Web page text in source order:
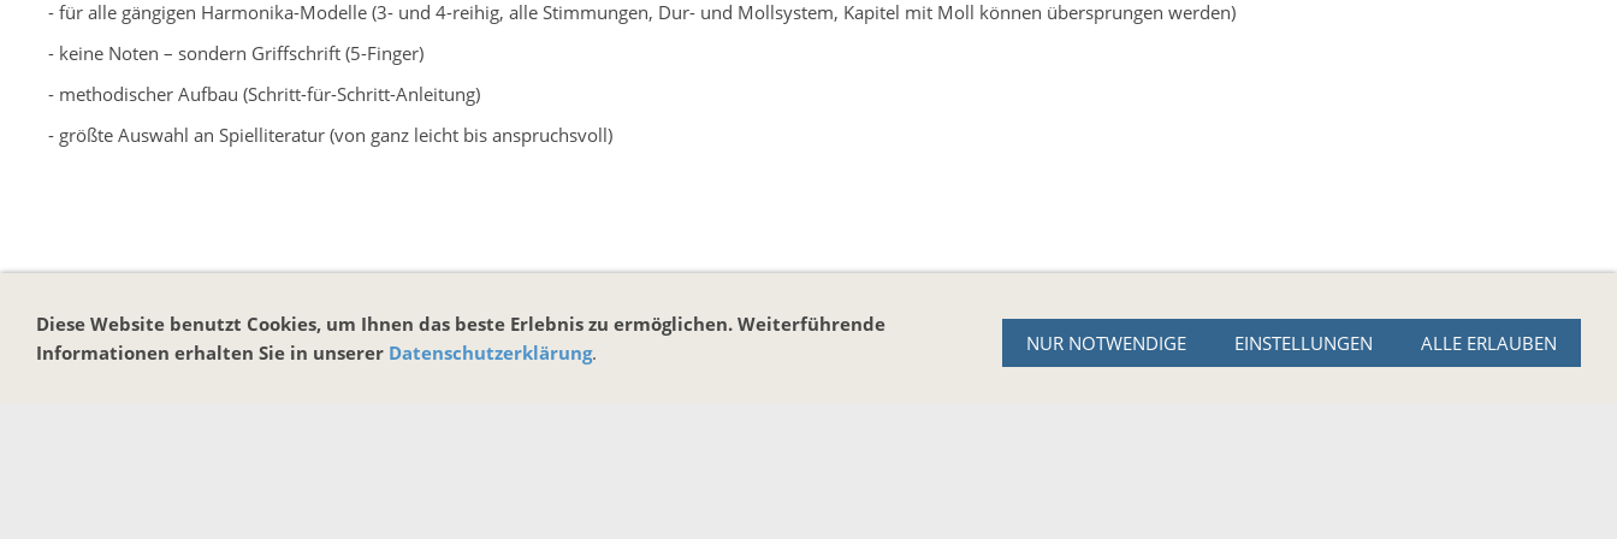
- für alle gängigen Harmonika-Modelle (3- und 4-reihig, alle Stimmungen, Dur- und Mollsystem, Kapitel mit Moll können übersprungen werden)
- keine Noten – sondern Griffschrift (5-Finger)
- methodischer Aufbau (Schritt-für-Schritt-Anleitung)
- größte Auswahl an Spielliteratur (von ganz leicht bis anspruchsvoll)
MICHLBAUER GmbH
Diese Website benutzt Cookies, um Ihnen das beste Erlebnis zu ermöglichen. Weiterführende
Informationen erhalten Sie in unserer Datenschutzerklärung. NUR NOTWENDIGE EINSTELLUNGEN ALLE ERLAUBEN